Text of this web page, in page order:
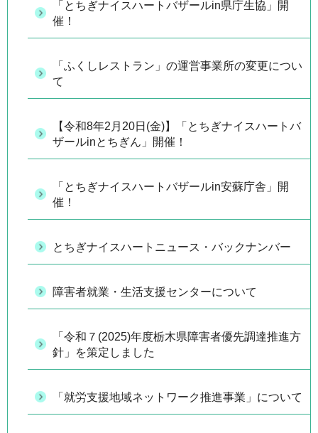
「とちぎナイスハートバザールin県庁生協」開
催！
「ふくしレストラン」の運営事業所の変更につい
て
【令和8年2月20日(金)】「とちぎナイスハートバ
ザールinとちぎん」開催！
「とちぎナイスハートバザールin安蘇庁舎」開
催！
とちぎナイスハートニュース・バックナンバー
障害者就業・生活支援センターについて
「令和７(2025)年度栃木県障害者優先調達推進方
針」を策定しました
「就労支援地域ネットワーク推進事業」について